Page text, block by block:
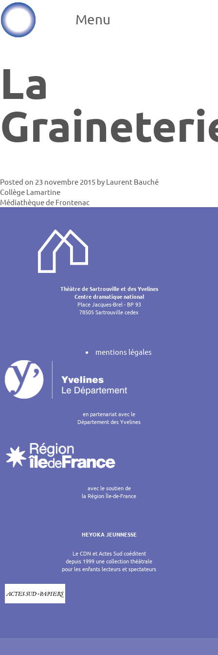
Menu
La
Posted on 23 novembre 2015 by Laurent Bauché
de
l’article
Collège Lamartine
Médiathèque de Frontenac
Théâtre de Sartrouville et des Yvelines
Centre dramatique national
Place Jacques-Brel - BP 93
78505 Sartrouville cedex
mentions légales
en partenariat avec le
Département des Yvelines
avec le soutien de
la Région Île-de-France
HEYOKA JEUNNESSE
Le CDN et Actes Sud coéditent
depuis 1999 une collection théâtrale
pour les enfants lecteurs et spectateurs